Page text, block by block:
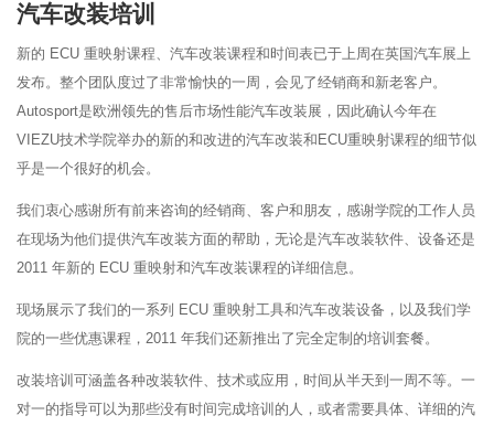
汽车改装培训
新的 ECU 重映射课程、汽车改装课程和时间表已于上周在英国汽车展上
发布。整个团队度过了非常愉快的一周，会见了经销商和新老客户。
Autosport是欧洲领先的售后市场性能汽车改装展，因此确认今年在
VIEZU技术学院举办的新的和改进的汽车改装和ECU重映射课程的细节似
乎是一个很好的机会。
我们衷心感谢所有前来咨询的经销商、客户和朋友，感谢学院的工作人员
在现场为他们提供汽车改装方面的帮助，无论是汽车改装软件、设备还是
2011 年新的 ECU 重映射和汽车改装课程的详细信息。
现场展示了我们的一系列 ECU 重映射工具和汽车改装设备，以及我们学
院的一些优惠课程，2011 年我们还新推出了完全定制的培训套餐。
改装培训可涵盖各种改装软件、技术或应用，时间从半天到一周不等。一
对一的指导可以为那些没有时间完成培训的人，或者需要具体、详细的汽